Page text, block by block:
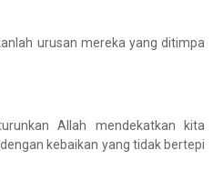
urusan mereka yang ditimpa
Allah mendekatkan kita
kebaikan yang tidak bertepi